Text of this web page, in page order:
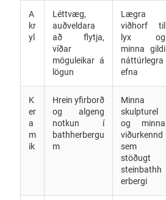
A
kr
yl
Léttvæg,
auðveldara
að flytja,
víðar
möguleikar á
lögun
Lægra
viðhorf til
lyx og
minna gildi
náttúrlegra
efna
K
er
a
m
ik
Hrein yfirborð
og algeng
notkun í
bathherbergu
m
Minna
skulpturel
og minna
viðurkennd
sem
stöðugt
steinbathh
erbergi